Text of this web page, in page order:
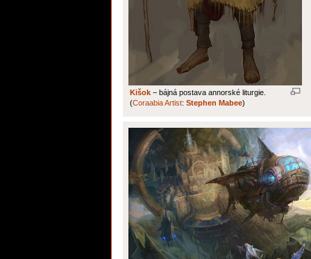
Kišok − bájná postava annorské liturgie.
(Coraabia Artist: Stephen Mabee)